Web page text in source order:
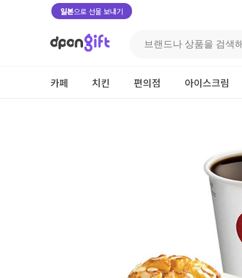
일본으로 선물 보내기
카페 치킨 편의점 아이스크림